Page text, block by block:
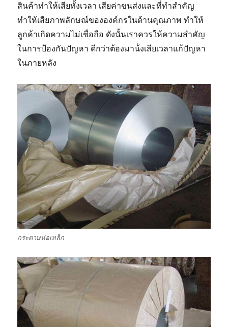
สินค้าทำให้เสียทั้งเวลา เสียค่าขนส่งและที่ทำสำคัญ
ทำให้เสียภาพลักษณ์ขององค์กรในด้านคุณภาพ ทำให้
ลูกค้าเกิดความไม่เชื่อถือ ดังนั้นเราควรให้ความสำคัญ
ในการป้องกันปัญหา ดีกว่าต้องมาน้่งเสียเวลาแก้ปัญหา
ในภายหลัง
กระดาษห่อเหล็ก